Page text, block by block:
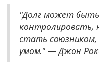
"Долг может быть
стать союзником,
умом." — Джон